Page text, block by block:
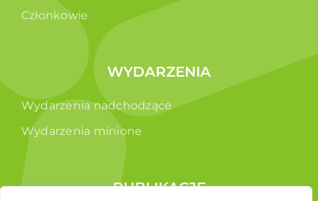
Członkowie
WYDARZENIA
Wydarzenia nadchodzące
Wydarzenia minione
PUBLIKACJE